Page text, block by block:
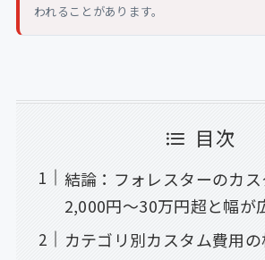
われることがあります。
目次
結論：フォレスターのカ
2,000円〜30万円超と幅が
カテゴリ別カスタム費用